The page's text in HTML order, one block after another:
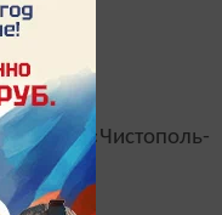
MАХ:
MAX«Чистополь-